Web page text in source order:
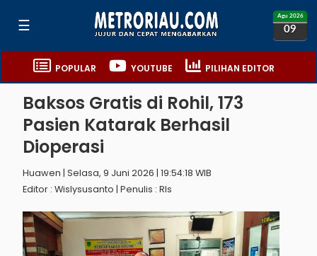
☰
Agu 2026
09
POPULAR YOUTUBE PILIHAN EDITOR
Baksos Gratis di Rohil, 173
Pasien Katarak Berhasil
Dioperasi
Huawen | Selasa, 9 Juni 2026 | 19:54:18 WIB
Editor : Wislysusanto | Penulis : Rls